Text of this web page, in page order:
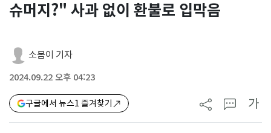
슈머지?" 사과 없이 환불로 입막음
소봄이 기자
2024.09.22 오후 04:23
구글에서 뉴스1 즐겨찾기 가